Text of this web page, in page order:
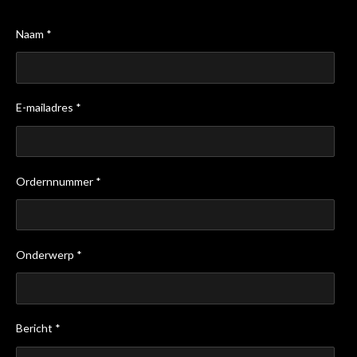
Naam *
E-mailadres *
Ordernnummer *
Onderwerp *
Bericht *